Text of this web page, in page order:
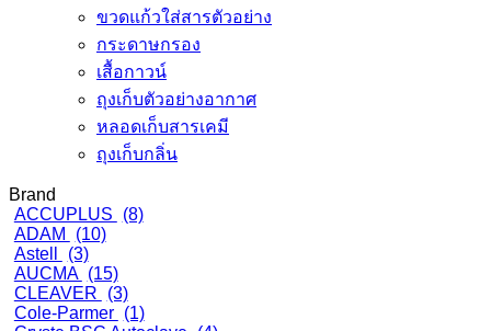
ขวดแก้วใส่สารตัวอย่าง
กระดาษกรอง
เสื้อกาวน์
ถุงเก็บตัวอย่างอากาศ
หลอดเก็บสารเคมี
ถุงเก็บกลิ่น
Brand
ACCUPLUS
(8)
ADAM
(10)
Astell
(3)
AUCMA (15)
CLEAVER
(3)
Cole-Parmer (1)